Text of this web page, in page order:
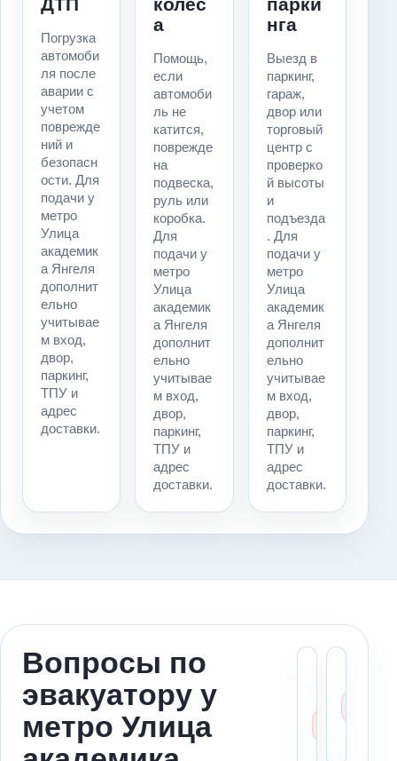
Погрузка
автомоби
ля после
аварии с
учетом
поврежде
ний и
безопасн
ости. Для
подачи у
метро
Улица
академик
а Янгеля
дополнит
ельно
учитывае
м вход,
двор,
паркинг,
ТПУ и
адрес
доставки.
а
Помощь,
если
автомоби
ль не
катится,
поврежде
на
подвеска,
руль или
коробка.
Для
подачи у
метро
Улица
академик
а Янгеля
дополнит
ельно
учитывае
м вход,
двор,
паркинг,
ТПУ и
адрес
доставки.
нга
Выезд в
паркинг,
гараж,
двор или
торговый
центр с
проверко
й высоты
и
подъезда
. Для
подачи у
метро
Улица
академик
а Янгеля
дополнит
ельно
учитывае
м вход,
двор,
паркинг,
ТПУ и
адрес
доставки.
Вопросы по
эвакуатору у
метро Улица